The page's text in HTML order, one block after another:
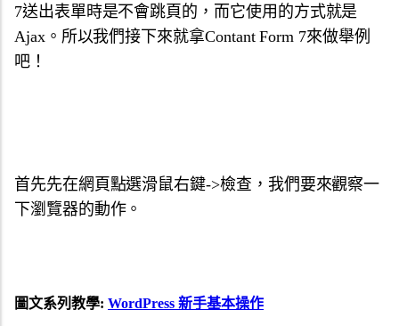
7送出表單時是不會跳頁的，而它使用的方式就是
Ajax。所以我們接下來就拿Contant Form 7來做舉例
吧！
首先先在網頁點選滑鼠右鍵->檢查，我們要來觀察一
下瀏覽器的動作。
圖文系列教學: WordPress 新手基本操作